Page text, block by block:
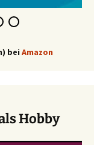
bei Amazon
Hobby